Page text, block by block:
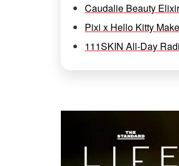
Caudalie Beauty
Pixi x Hello Kitty
111SKIN All-Day